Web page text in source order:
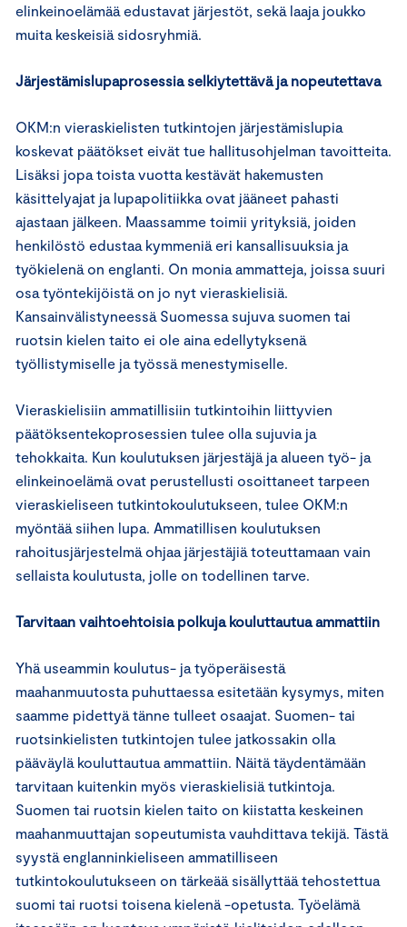
elinkeinoelämää edustavat järjestöt, sekä laaja joukko
muita keskeisiä sidosryhmiä.
Järjestämislupaprosessia selkiytettävä ja nopeutettava
OKM:n vieraskielisten tutkintojen järjestämislupia
koskevat päätökset eivät tue hallitusohjelman tavoitteita.
Lisäksi jopa toista vuotta kestävät hakemusten
käsittelyajat ja lupapolitiikka ovat jääneet pahasti
ajastaan jälkeen. Maassamme toimii yrityksiä, joiden
henkilöstö edustaa kymmeniä eri kansallisuuksia ja
työkielenä on englanti. On monia ammatteja, joissa suuri
osa työntekijöistä on jo nyt vieraskielisiä.
Kansainvälistyneessä Suomessa sujuva suomen tai
ruotsin kielen taito ei ole aina edellytyksenä
työllistymiselle ja työssä menestymiselle.
Vieraskielisiin ammatillisiin tutkintoihin liittyvien
päätöksentekoprosessien tulee olla sujuvia ja
tehokkaita. Kun koulutuksen järjestäjä ja alueen työ- ja
elinkeinoelämä ovat perustellusti osoittaneet tarpeen
vieraskieliseen tutkintokoulutukseen, tulee OKM:n
myöntää siihen lupa. Ammatillisen koulutuksen
rahoitusjärjestelmä ohjaa järjestäjiä toteuttamaan vain
sellaista koulutusta, jolle on todellinen tarve.
Tarvitaan vaihtoehtoisia polkuja kouluttautua ammattiin
Yhä useammin koulutus- ja työperäisestä
maahanmuutosta puhuttaessa esitetään kysymys, miten
saamme pidettyä tänne tulleet osaajat. Suomen- tai
ruotsinkielisten tutkintojen tulee jatkossakin olla
pääväylä kouluttautua ammattiin. Näitä täydentämään
tarvitaan kuitenkin myös vieraskielisiä tutkintoja.
Suomen tai ruotsin kielen taito on kiistatta keskeinen
maahanmuuttajan sopeutumista vauhdittava tekijä. Tästä
syystä englanninkieliseen ammatilliseen
tutkintokoulutukseen on tärkeää sisällyttää tehostettua
suomi tai ruotsi toisena kielenä -opetusta. Työelämä